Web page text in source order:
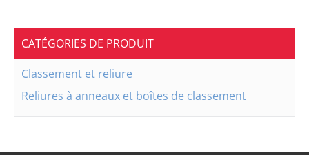
CATÉGORIES DE PRODUIT
Classement et reliure
Reliures à anneaux et boîtes de classement